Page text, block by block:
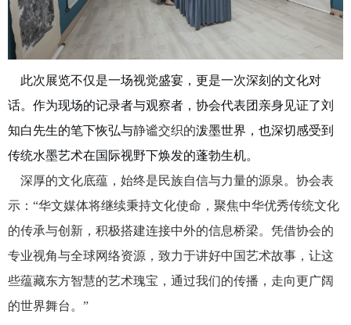
此次展览不仅是一场视觉盛宴，更是一次深刻的文化对
话。作为现场的记录者与观察者，协会代表团亲身见证了刘
知白先生的笔下恢弘与静谧交织的泼墨世界，也深切感受到
传统水墨艺术在国际视野下焕发的蓬勃生机。
深厚的文化底蕴，始终是民族自信与力量的源泉。协会表
示：“华文媒体将继续秉持文化使命，聚焦中华优秀传统文化
的传承与创新，积极搭建连接中外的信息桥梁。凭借协会的
专业视角与全球网络资源，致力于讲好中国艺术故事，让这
些蕴藏东方智慧的艺术瑰宝，通过我们的传播，走向更广阔
的世界舞台。”